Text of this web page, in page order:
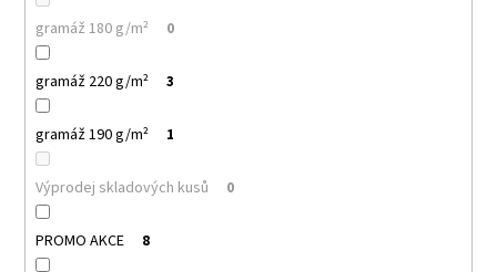
gramáž 180 g/m² 0
gramáž 220 g/m² 3
gramáž 190 g/m² 1
Výprodej skladových kusů 0
PROMO AKCE 8
PÁNSKÉ/UNISEX
TRIČKO,
160
G,
100%
BAVLNA,
SILIKONOVÁ
ÚPRAVA
92
Kč